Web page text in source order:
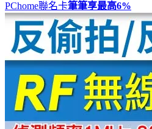
PChome聯名卡筆筆享最高6%